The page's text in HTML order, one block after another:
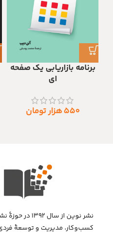
برنامه بازاریابی یک صفحه
ای
۵۵۰هزار تومان
نشر نوین از سال
کسب‌وکار، مدیریت و توسعهٔ فردی